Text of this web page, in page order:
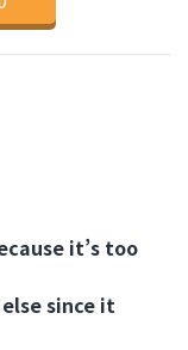
it’s too
since it